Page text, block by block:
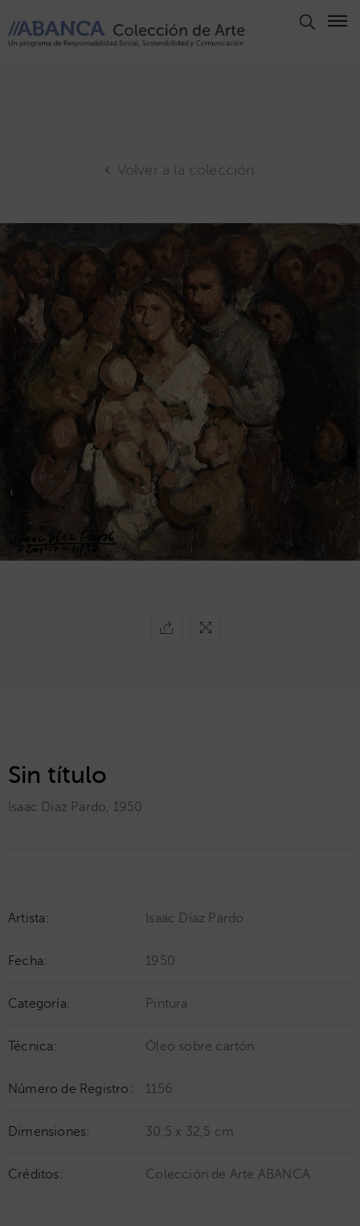
Volver a la colección
Sin título
Isaac Díaz Pardo, 1950
Artista: Isaac Díaz Pardo
Fecha: 1950
Categoría: Pintura
Técnica: Óleo sobre cartón
Número de Registro: 1156
Dimensiones: 30,5 x 32,5 cm
Créditos: Colección de Arte ABANCA
Cookies
Cookies
Derechos
de Autor
ABANCA